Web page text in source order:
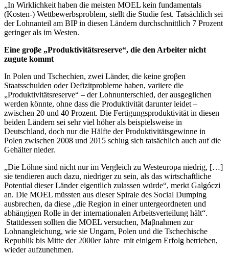
„In Wirklichkeit haben die meisten MOEL kein fundamentals
(Kosten-) Wettbewerbsproblem, stellt die Studie fest. Tatsächlich sei
der Lohnanteil am BIP in diesen Ländern durchschnittlich 7 Prozent
geringer als im Westen.
Eine groβe „Produktivitätsreserve“, die den Arbeiter nicht
zugute kommt
In Polen und Tschechien, zwei Länder, die keine groβen
Staatsschulden oder Defizitprobleme haben, variiere die
„Produktivitätsreserve“ – der Lohnunterschied, der ausgeglichen
werden könnte, ohne dass die Produktivität darunter leidet –
zwischen 20 und 40 Prozent. Die Fertigungsproduktivität in diesen
beiden Ländern sei sehr viel höher als beispielsweise in
Deutschland, doch nur die Hälfte der Produktivitätsgewinne in
Polen zwischen 2008 und 2015 schlug sich tatsächlich auch auf die
Gehälter nieder.
„Die Löhne sind nicht nur im Vergleich zu Westeuropa niedrig, […]
sie tendieren auch dazu, niedriger zu sein, als das wirtschaftliche
Potential dieser Länder eigentlich zulassen würde“, merkt Galgóczi
an. Die MOEL müssten aus dieser Spirale des Social Dumping
ausbrechen, da diese „die Region in einer untergeordneten und
abhängigen Rolle in der internationalen Arbeitsverteilung hält“.
Stattdessen sollten die MOEL versuchen, Maβnahmen zur
Lohnangleichung, wie sie Ungarn, Polen und die Tschechische
Republik bis Mitte der 2000er Jahre mit einigem Erfolg betrieben,
wieder aufzunehmen.